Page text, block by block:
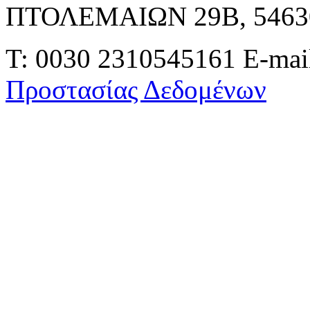
ΠΤΟΛΕΜΑΙΩΝ 29Β,
Τ: 0030 2310545161 E-
Προστασίας Δεδομένων